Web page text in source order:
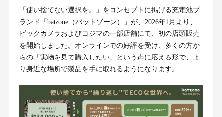
「使い捨てない選択を。」をコンセプトに掲げる充電池ブ
ランド「batzone（バットゾーン）」が、2026年1月より、
ビックカメラおよびコジマの一部店舗にて、初の店頭販売
を開始しました。オンラインでの好評を受け、多くの方か
らの「実物を見て購入したい」という声に応える形で、よ
り身近な場所で製品を手に取れるようになります。